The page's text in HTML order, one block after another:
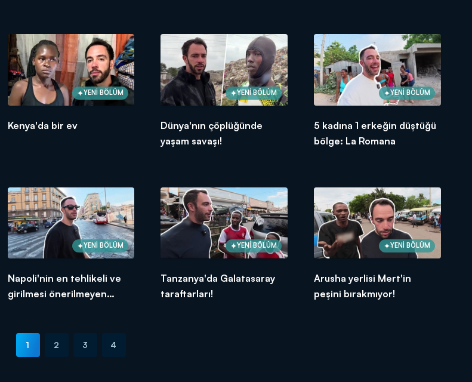
YENİ BÖLÜM
Kenya'da bir ev
YENİ BÖLÜM
Dünya'nın çöplüğünde
yaşam savaşı!
YENİ BÖLÜM
5 kadına 1 erkeğin düştüğü
bölge: La Romana
YENİ BÖLÜM
Napoli'nin en tehlikeli ve
girilmesi önerilmeyen
YENİ BÖLÜM
Tanzanya'da Galatasaray
taraftarları!
YENİ BÖLÜM
Arusha yerlisi Mert'in
peşini bırakmıyor!
1 2 3 4